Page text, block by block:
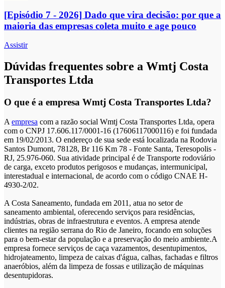
[Episódio 7 - 2026] Dado que vira decisão: por que a
maioria das empresas coleta muito e age pouco
Assistir
Dúvidas frequentes sobre a Wmtj Costa
Transportes Ltda
O que é a empresa Wmtj Costa Transportes Ltda?
A empresa com a razão social Wmtj Costa Transportes Ltda, opera
com o CNPJ 17.606.117/0001-16 (17606117000116) e foi fundada
em 19/02/2013. O endereço de sua sede está localizada na Rodovia
Santos Dumont, 78128, Br 116 Km 78 - Fonte Santa, Teresopolis -
RJ, 25.976-060. Sua atividade principal é de Transporte rodoviário
de carga, exceto produtos perigosos e mudanças, intermunicipal,
interestadual e internacional, de acordo com o código CNAE H-
4930-2/02.
A Costa Saneamento, fundada em 2011, atua no setor de
saneamento ambiental, oferecendo serviços para residências,
indústrias, obras de infraestrutura e eventos. A empresa atende
clientes na região serrana do Rio de Janeiro, focando em soluções
para o bem-estar da população e a preservação do meio ambiente.A
empresa fornece serviços de caça vazamentos, desentupimentos,
hidrojateamento, limpeza de caixas d'água, calhas, fachadas e filtros
anaeróbios, além da limpeza de fossas e utilização de máquinas
desentupidoras.